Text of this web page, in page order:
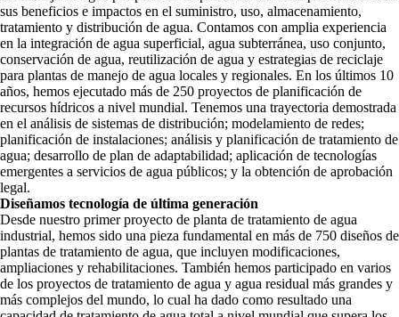
sus beneficios e impactos en el suministro, uso, almacenamiento,
tratamiento y distribución de agua. Contamos con amplia experiencia
en la integración de agua superficial, agua subterránea, uso conjunto,
conservación de agua, reutilización de agua y estrategias de reciclaje
para plantas de manejo de agua locales y regionales. En los últimos 10
años, hemos ejecutado más de 250 proyectos de planificación de
recursos hídricos a nivel mundial. Tenemos una trayectoria demostrada
en el análisis de sistemas de distribución; modelamiento de redes;
planificación de instalaciones; análisis y planificación de tratamiento de
agua; desarrollo de plan de adaptabilidad; aplicación de tecnologías
emergentes a servicios de agua públicos; y la obtención de aprobación
legal.
Diseñamos tecnología de última generación
Desde nuestro primer proyecto de planta de tratamiento de agua
industrial, hemos sido una pieza fundamental en más de 750 diseños de
plantas de tratamiento de agua, que incluyen modificaciones,
ampliaciones y rehabilitaciones. También hemos participado en varios
de los proyectos de tratamiento de agua y agua residual más grandes y
más complejos del mundo, lo cual ha dado como resultado una